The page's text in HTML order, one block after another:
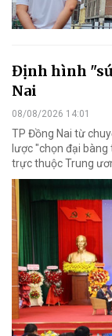
Định hình
Nai
08/08/2026 14:01
TP Đồng Nai từ
lược "chọn đại bàng
trực thuộc Trung